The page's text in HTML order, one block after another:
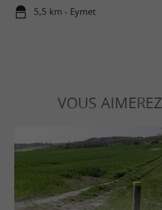
5,5 km - Eymet
VOUS AIMEREZ